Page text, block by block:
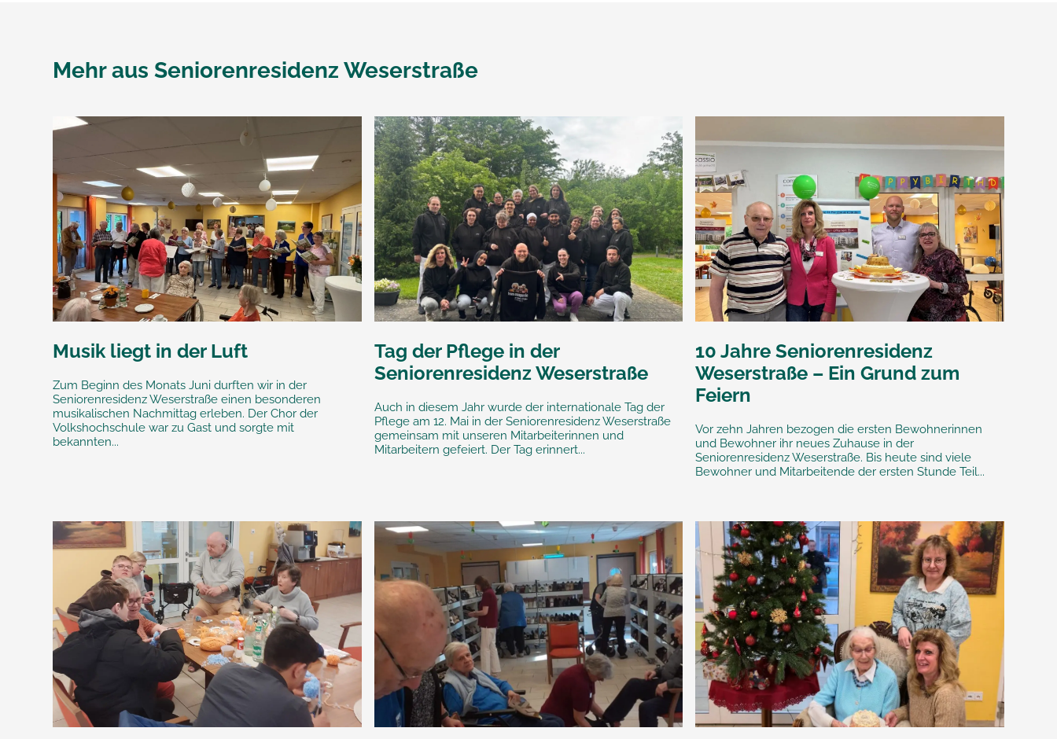
Mehr ausSeniorenresidenz Weserstraße
Musik liegt in der Luft
Zum Beginn des Monats Juni durften wir in der
Seniorenresidenz Weserstraße einen besonderen
musikalischen Nachmittag erleben. Der Chor der
Volkshochschule war zu Gast und sorgte mit
bekannten...
Tag der Pflege in der
Seniorenresidenz Weserstraße
Auch in diesem Jahr wurde der internationale Tag der
Pflege am 12. Mai in der Seniorenresidenz Weserstraße
gemeinsam mit unseren Mitarbeiterinnen und
Mitarbeitern gefeiert. Der Tag erinnert...
10 Jahre Seniorenresidenz
Weserstraße – Ein Grund zum
Feiern
Vor zehn Jahren bezogen die ersten Bewohnerinnen
und Bewohner ihr neues Zuhause in der
Seniorenresidenz Weserstraße. Bis heute sind viele
Bewohner und Mitarbeitende der ersten Stunde Teil...